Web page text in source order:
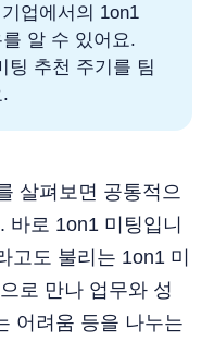
업에서의 1on1
알 수 있어요.
팅 추천 주기를 팀
살펴보면 공통적으
로 1on1 미팅입니
고도 불리는 1on1 미
로 만나 업무와 성
어려움 등을 나누는